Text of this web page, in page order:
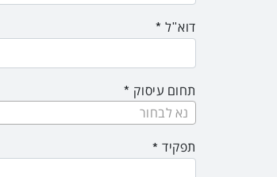
דוא"ל
תחום עיסוק
נא לבחור
תפקיד